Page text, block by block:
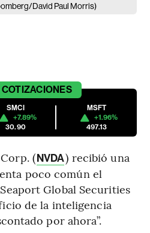
David Paul Morris)
COTIZACIONES
SMCI
+7.89%
30.90
MSFT
+1.96%
497.13
(NVDA) recibió una
poco común el
Global Securities
de la inteligencia
por ahora”.